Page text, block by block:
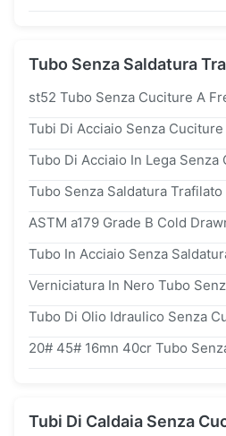
Tubo Senza Saldatura
Tubi Di Caldaia Senza